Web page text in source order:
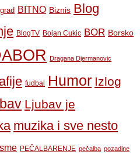
BITNO Biznis Blog
BlogTV Bojan Cukic BOR Borsko
Dragana Djermanovic
fudbal Humor Izlog
Ljubav je
muzika i sve nesto
PEČALBARENJE pečalba pozadine